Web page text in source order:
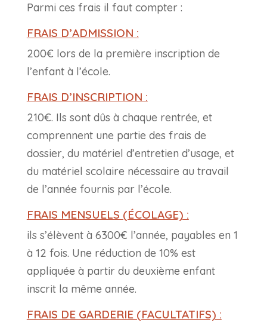
Parmi ces frais il faut compter :
FRAIS D’ADMISSION :
200€ lors de la première inscription de
l’enfant à l’école.
FRAIS D’INSCRIPTION :
210€. Ils sont dûs à chaque rentrée, et
comprennent une partie des frais de
dossier, du matériel d’entretien d’usage, et
du matériel scolaire nécessaire au travail
de l’année fournis par l’école.
FRAIS MENSUELS (ÉCOLAGE) :
ils s’élèvent à 6300€ l’année, payables en 1
à 12 fois. Une réduction de 10% est
appliquée à partir du deuxième enfant
inscrit la même année.
FRAIS DE GARDERIE (FACULTATIFS) :